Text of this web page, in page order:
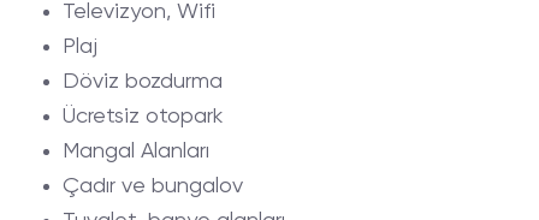
Televizyon, Wifi
Plaj
Döviz bozdurma
Ücretsiz otopark
Mangal Alanları
Çadır ve bungalov